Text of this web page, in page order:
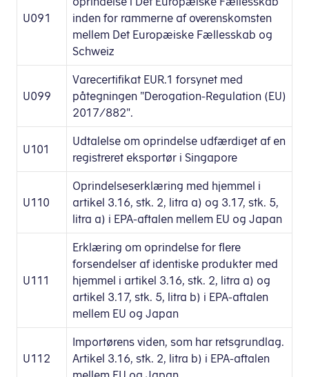
U091
inden for rammerne af overenskomsten
mellem Det Europæiske Fællesskab og
Schweiz
U099
Varecertifikat EUR.1 forsynet med
påtegningen "Derogation-Regulation (EU)
2017/882".
U101
Udtalelse om oprindelse udfærdiget af en
registreret eksportør i Singapore
U110
Oprindelseserklæring med hjemmel i
artikel 3.16, stk. 2, litra a) og 3.17, stk. 5,
litra a) i EPA-aftalen mellem EU og Japan
U111
Erklæring om oprindelse for flere
forsendelser af identiske produkter med
hjemmel i artikel 3.16, stk. 2, litra a) og
artikel 3.17, stk. 5, litra b) i EPA-aftalen
mellem EU og Japan
U112
Importørens viden, som har retsgrundlag.
Artikel 3.16, stk. 2, litra b) i EPA-aftalen